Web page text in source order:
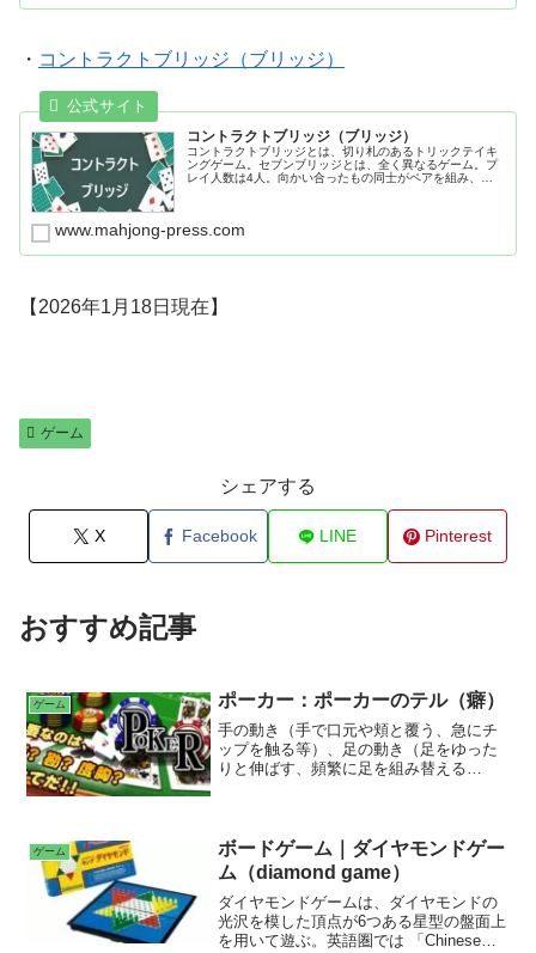
・ コントラクトブリッジ（ブリッジ）
コントラクトブリッジ（ブリッジ）
コントラクトブリッジとは、切り札のあるトリックテイキ
ングゲーム。セブンブリッジとは、全く異なるゲーム。プ
レイ人数は4人。向かい合ったもの同士がペアを組み、自
晒す。これをダミーと呼び、そのカードは主となる側が指
宣言した以上のトリックを取れれば勝利となり、宣言した
www.mahjong-press.com
【2026年1月18日現在】
ゲーム
シェアする
X Facebook LINE Pinterest
おすすめ記事
ゲーム ポーカー：ポーカーのテル（癖）
手の動き（手で口元や頬と覆う、急にチ
ップを触る等）、足の動き（足をゆった
りと伸ばす、頻繁に足を組み替える
等）、口（会話が増える、黙り込む
等）、呼吸（浅い呼吸、深い呼吸等）、
表情（ニコニコ顔、自然な微笑等）、速
度（素早いコール、連番のカードをじっ
くり確認する等）
ゲーム
ボードゲーム｜ダイヤモンドゲー
ム（diamond game）
ダイヤモンドゲームは、ダイヤモンドの
光沢を模した頂点が6つある星型の盤面上
を用いて遊ぶ。英語圏では 「Chinese